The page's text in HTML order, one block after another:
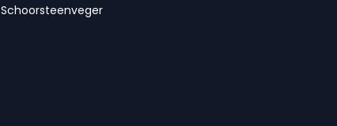
Schoorsteenveger